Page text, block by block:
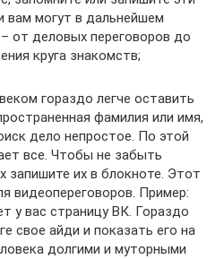
вам могут в дальнейшем
от деловых переговоров до
круга знакомств;
гораздо легче оставить
фамилия или имя,
дело непростое. По этой
все. Чтобы не забыть
запишите их в блокноте. Этот
видеопереговоров. Пример:
у вас страницу ВК. Гораздо
свое айди и показать его на
долгими и муторными